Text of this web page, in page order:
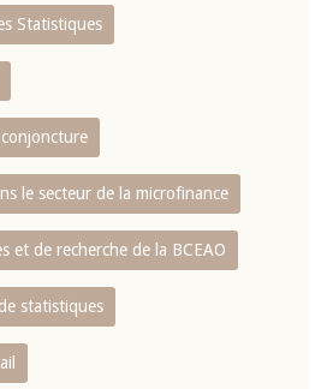
Statistiques
le secteur de la microfinance
et de recherche de la BCEAO
statistiques